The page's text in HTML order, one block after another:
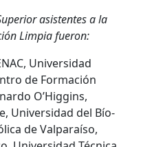
asistentes a la
Limpia fueron:
Universidad
de Formación
O’Higgins,
Universidad del Bío-
de Valparaíso,